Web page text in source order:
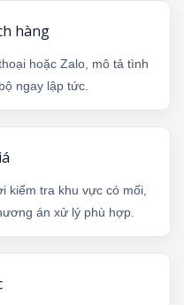
hàng
hoặc Zalo, mô tả tình
ngay lập tức.
kiểm tra khu vực có mối,
án xử lý phù hợp.